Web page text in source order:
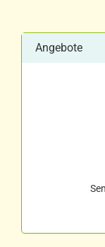
Angebote